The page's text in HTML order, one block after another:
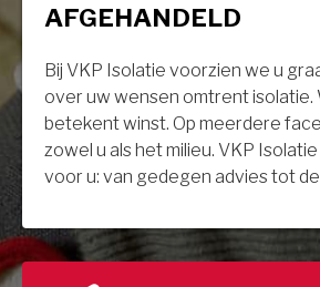
AFGEHANDELD
Bij VKP Isolatie voorzien we u
over uw wensen omtrent isolatie.
betekent winst. Op meerdere
zowel u als het milieu. VKP
voor u: van gedegen advies tot